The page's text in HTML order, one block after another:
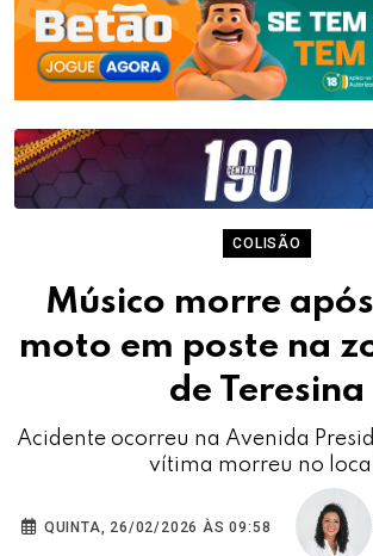
COLISÃO
Músico morre
moto em poste na
de Teresina
Acidente ocorreu na Avenida
vítima morreu no
QUINTA, 26/02/2026 ÀS 09:58